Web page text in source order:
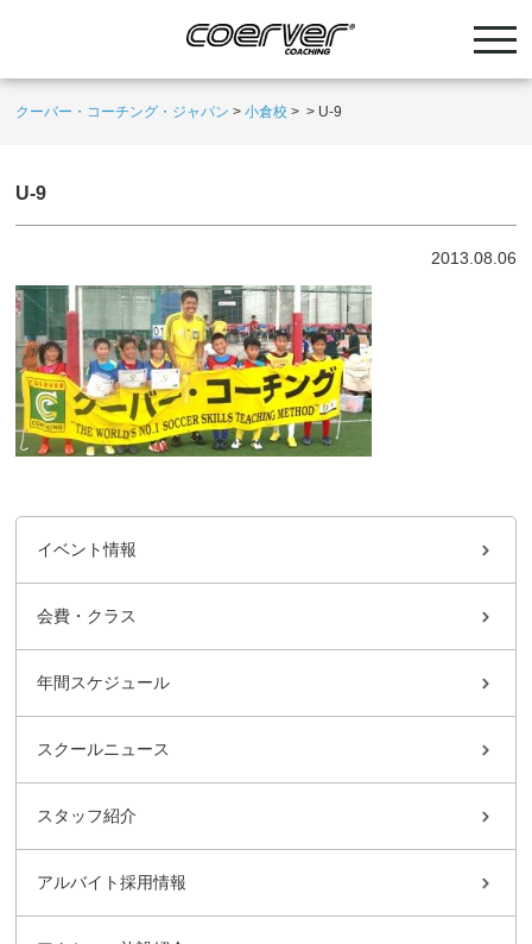
クーバー・コーチング・ジャパン >小倉校 > > U-9
U-9
2013.08.06
イベント情報
会費・クラス
年間スケジュール
スクールニュース
スタッフ紹介
アルバイト採用情報